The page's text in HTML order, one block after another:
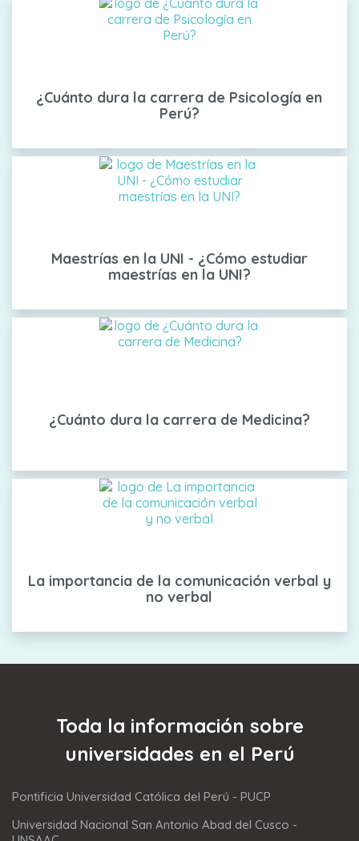
¿Cuánto dura la carrera de Psicología en
Perú?
Maestrías en la UNI - ¿Cómo estudiar
maestrías en la UNI?
¿Cuánto dura la carrera de Medicina?
La importancia de la comunicación verbal y
no verbal
Toda la información sobre
universidades en el Perú
Pontificia Universidad Católica del Perú - PUCP
Universidad Nacional San Antonio Abad del Cusco -